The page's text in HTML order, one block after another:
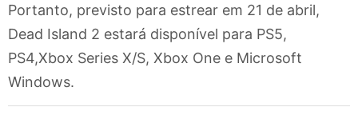
Portanto, previsto para estrear em 21 de abril,
Dead Island 2 estará disponível para PS5,
PS4,Xbox Series X/S, Xbox One e Microsoft
Windows.